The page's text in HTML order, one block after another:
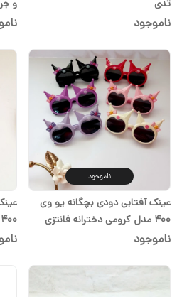
تدی
ناموجود
و
ناموجود
عینک آفتابی دودی بچگانه یو وی
۴۰۰ مدل کرومی دخترانه فانتزی
ناموجود
۴۰۰ مدل اسپرت مکعبی فانتزی